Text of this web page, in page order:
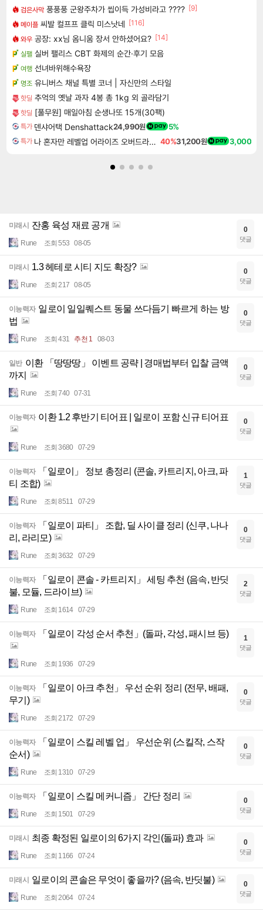
검은사막 풍풍풍 군왕주차가 씹이득 가성비라고 ???? [9]
메이플 씨발 컬프프 클릭 미스낫네 [116]
와우 공장: xx님 옴니움 장서 안하셨어요? [14]
실팰 실버 팰리스 CBT 화제의 순간·후기 모음
여행 선녀바위해수욕장
명조 유니버스 채널 특별 코너 | 자신만의 스타일
핫딜 추억의 옛날 과자 4봉 총 1kg 외 골라담기
핫딜 [풀무원] 매일아침 순생나또 15개(30팩)
특가 덴샤어택 Denshattack24,990원 5%
특가 나 혼자만 레벨업 어라이즈 오버드라이브 디럭스 에디션 Solo Leveling Arise Overdrive Deluxe Edition 40%31,200원 3,000
미래시 잔홍 육성 재료 공개
Rune 조회 553 08-05
0
댓글
미래시 1.3 헤테로 시티 지도 확장?
Rune 조회 217 08-05
0
댓글
이능력자 일로이 일일퀘스트 동물 쓰다듬기 빠르게 하는 방
법
Rune 조회 431 추천 1 08-03
0
댓글
일반 이환 「땅땅땅」 이벤트 공략 | 경매법부터 입찰 금액
까지
Rune 조회 740 07-31
0
댓글
이능력자 이환 1.2 후반기 티어표 | 일로이 포함 신규 티어표
Rune 조회 3680 07-29
0
댓글
이능력자
「일로이」 정보 총정리 (콘솔, 카트리지, 아크, 파
티 조합)
Rune 조회 8511 07-29
1
댓글
이능력자
「일로이 파티」 조합, 딜 사이클 정리 (신쿠, 나나
리, 라리모)
Rune 조회 3632 07-29
0
댓글
이능력자
「일로이 콘솔 - 카트리지」 세팅 추천 (음속, 반딧
불, 모듈, 드라이브)
Rune 조회 1614 07-29
2
댓글
이능력자 「일로이 각성 순서 추천」(돌파, 각성, 패시브 등)
Rune 조회 1936 07-29
1
댓글
이능력자
「일로이 아크 추천」 우선 순위 정리 (전무, 배패,
무기)
Rune 조회 2172 07-29
0
댓글
이능력자
「일로이 스킬 레벨 업」 우선순위 (스킬작, 스작
순서)
Rune 조회 1310 07-29
0
댓글
이능력자 「일로이 스킬 메커니즘」 간단 정리
Rune 조회 1501 07-29
0
댓글
미래시 최종 확정된 일로이의 6가지 각인(돌파) 효과
Rune 조회 1166 07-24
0
댓글
미래시 일로이의 콘솔은 무엇이 좋을까? (음속, 반딧불)
Rune 조회 2064 07-24
0
댓글